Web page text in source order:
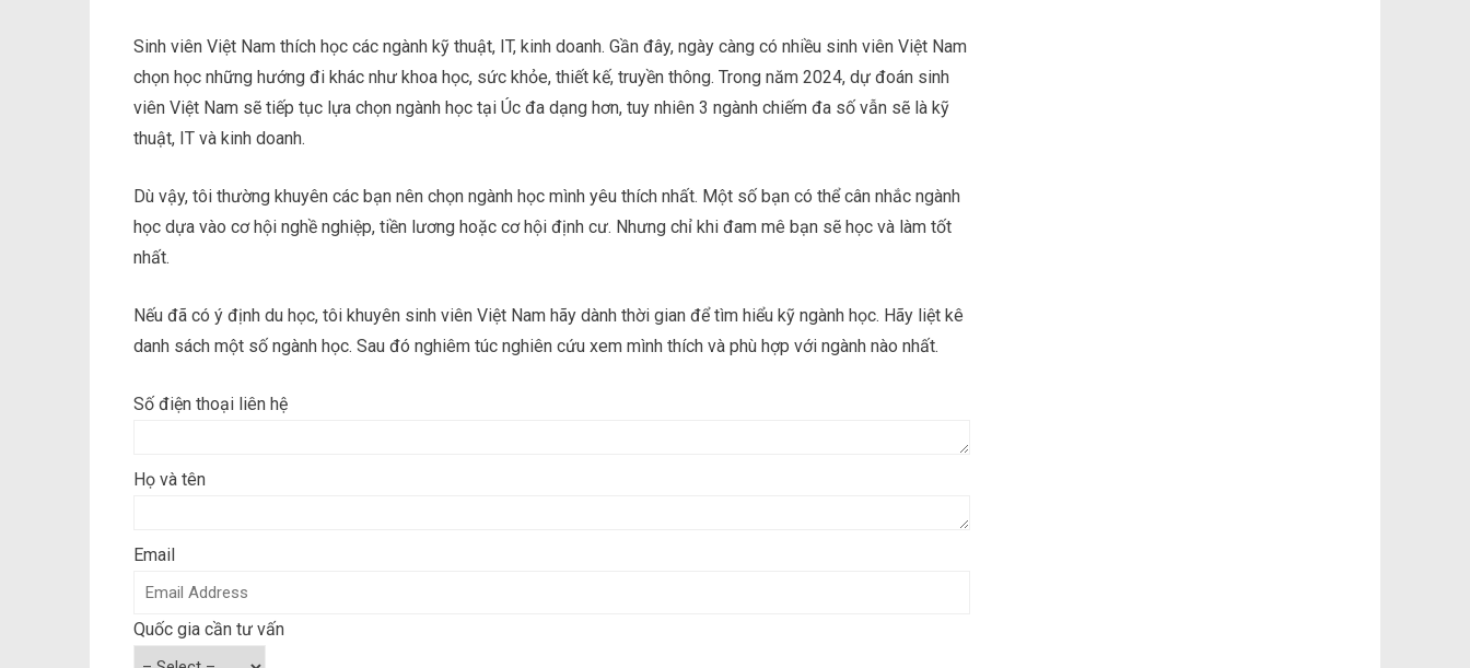
Sinh viên Việt Nam thích học các ngành kỹ thuật, IT, kinh doanh. Gần đây, ngày càng có nhiều sinh viên Việt Nam
chọn học những hướng đi khác như khoa học, sức khỏe, thiết kế, truyền thông. Trong năm 2024, dự đoán sinh
viên Việt Nam sẽ tiếp tục lựa chọn ngành học tại Úc đa dạng hơn, tuy nhiên 3 ngành chiếm đa số vẫn sẽ là kỹ
thuật, IT và kinh doanh.
Dù vậy, tôi thường khuyên các bạn nên chọn ngành học mình yêu thích nhất. Một số bạn có thể cân nhắc ngành
học dựa vào cơ hội nghề nghiệp, tiền lương hoặc cơ hội định cư. Nhưng chỉ khi đam mê bạn sẽ học và làm tốt
nhất.
Nếu đã có ý định du học, tôi khuyên sinh viên Việt Nam hãy dành thời gian để tìm hiểu kỹ ngành học. Hãy liệt kê
danh sách một số ngành học. Sau đó nghiêm túc nghiên cứu xem mình thích và phù hợp với ngành nào nhất.
Số điện thoại liên hệ
Họ và tên
Email
Quốc gia cần tư vấn